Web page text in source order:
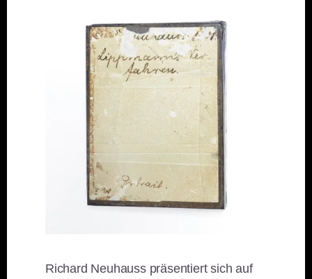
Richard Neuhauss präsentiert sich auf